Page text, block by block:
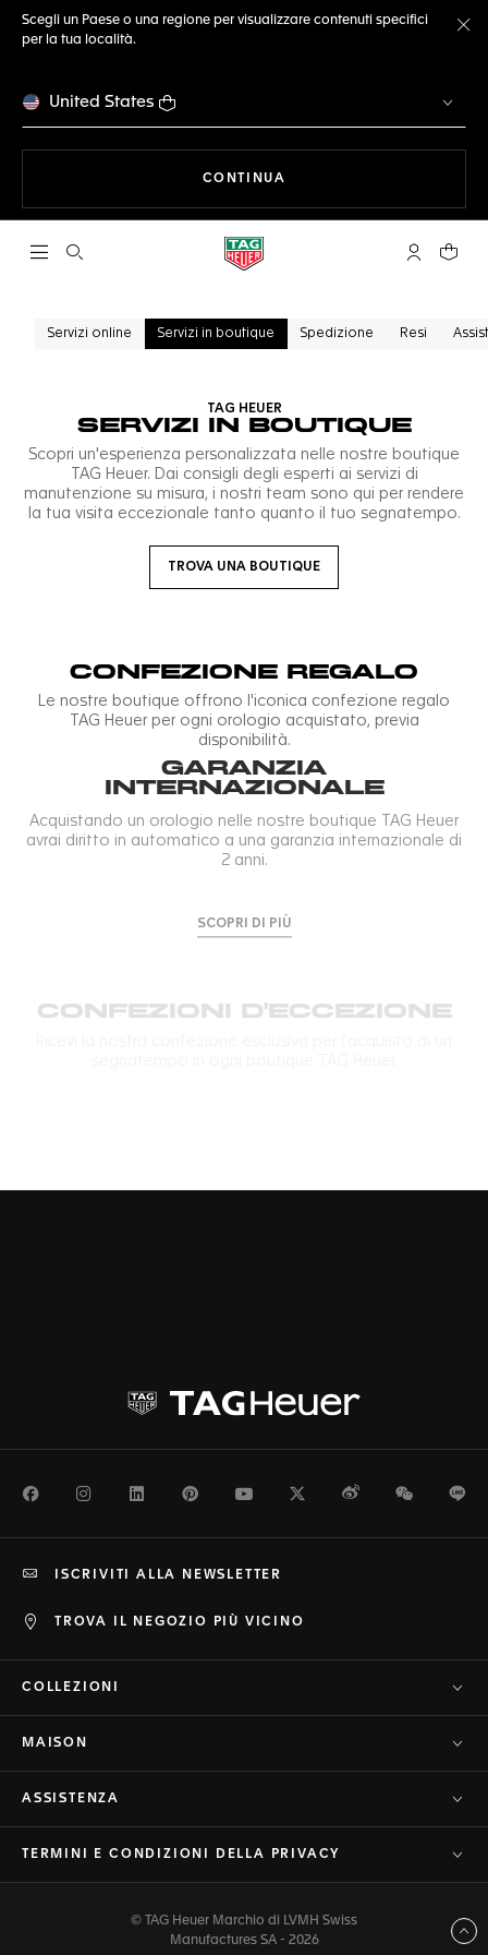
Scegli un Paese o una regione per visualizzare contenuti specifici
per la tua località.
United States
CONTINUA
Apri la ricerca L'account
Il tuo
FacebookInstagramLinkedInPinterestYoutubeTwitterWeiboWeChat
TROVA IL NEGOZIO PIÙ VICINO
ISCRIVITI ALLA NEWSLETTER
COLLEZIONI
MAISON
ASSISTENZA
TERMINI E CONDIZIONI DELLA PRIVACY
© TAG Heuer Marchio di LVMH Swiss
Manufactures SA - 2026
Torna a inizio pagina